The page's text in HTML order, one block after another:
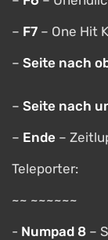
– F7 – One Hit
– Seite nach
– Seite nach
– Ende –
Teleporter:
~~ ~~~~~~
- Numpad 8 –